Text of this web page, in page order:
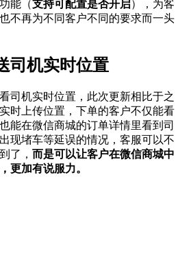
能（支持可配置是否开启），为客
不再为不同客户不同的要求而一头
司机实时位置
司机实时位置，此次更新相比于之
时上传位置，下单的客户不仅能看
能在微信商城的订单详情里看到司
现堵车等延误的情况，客服可以不
了， 而是可以让客户在微信商城中
更加有说服力。